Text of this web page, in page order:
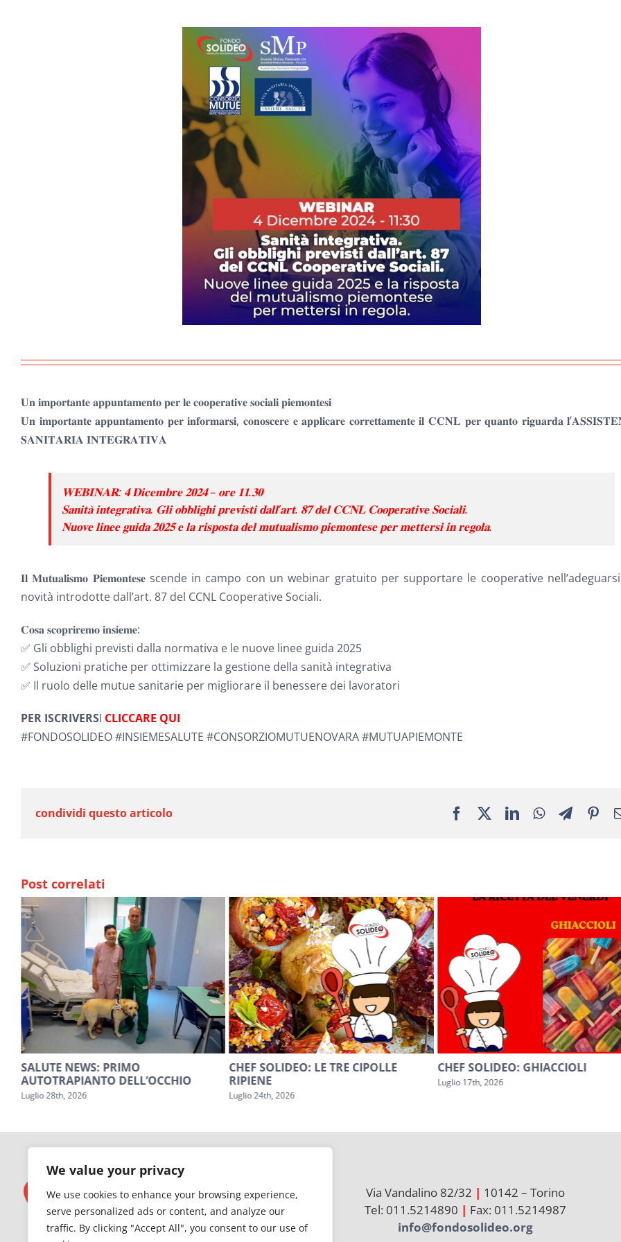
We value your privacy
We use cookies to enhance your browsing experience,
serve personalized ads or content, and analyze our
traffic. By clicking "Accept All", you consent to our use of
𝐔𝐧 𝐢𝐦𝐩𝐨𝐫𝐭𝐚𝐧𝐭𝐞 𝐚𝐩𝐩𝐮𝐧𝐭𝐚𝐦𝐞𝐧𝐭𝐨 𝐩𝐞𝐫 𝐥𝐞 𝐜𝐨𝐨𝐩𝐞𝐫𝐚𝐭𝐢𝐯𝐞 𝐬𝐨𝐜𝐢𝐚𝐥𝐢 𝐩𝐢𝐞𝐦𝐨𝐧𝐭𝐞𝐬𝐢
𝐔𝐧 𝐢𝐦𝐩𝐨𝐫𝐭𝐚𝐧𝐭𝐞 𝐚𝐩𝐩𝐮𝐧𝐭𝐚𝐦𝐞𝐧𝐭𝐨 𝐩𝐞𝐫 𝐢𝐧𝐟𝐨𝐫𝐦𝐚𝐫𝐬𝐢, 𝐜𝐨𝐧𝐨𝐬𝐜𝐞𝐫𝐞 𝐞 𝐚𝐩𝐩𝐥𝐢𝐜𝐚𝐫𝐞 𝐜𝐨𝐫𝐫𝐞𝐭𝐭𝐚𝐦𝐞𝐧𝐭𝐞 𝐢𝐥 𝐂𝐂𝐍𝐋 𝐩𝐞𝐫 𝐪𝐮𝐚𝐧𝐭𝐨 𝐫𝐢𝐠𝐮𝐚𝐫𝐝𝐚
𝐒𝐀𝐍𝐈𝐓𝐀𝐑𝐈𝐀 𝐈𝐍𝐓𝐄𝐆𝐑𝐀𝐓𝐈𝐕𝐀
𝐖𝐄𝐁𝐈𝐍𝐀𝐑: 𝟒 𝐃𝐢𝐜𝐞𝐦𝐛𝐫𝐞 𝟐𝟎𝟐𝟒 – 𝐨𝐫𝐞 𝟏𝟏.𝟑𝟎
𝐒𝐚𝐧𝐢𝐭𝐚̀ 𝐢𝐧𝐭𝐞𝐠𝐫𝐚𝐭𝐢𝐯𝐚. 𝐆𝐥𝐢 𝐨𝐛𝐛𝐥𝐢𝐠𝐡𝐢 𝐩𝐫𝐞𝐯𝐢𝐬𝐭𝐢 𝐝𝐚𝐥𝐥’𝐚𝐫𝐭. 𝟖𝟕 𝐝𝐞𝐥 𝐂𝐂𝐍𝐋 𝐂𝐨𝐨𝐩𝐞𝐫𝐚𝐭𝐢𝐯𝐞 𝐒𝐨𝐜𝐢𝐚𝐥𝐢.
𝐍𝐮𝐨𝐯𝐞 𝐥𝐢𝐧𝐞𝐞 𝐠𝐮𝐢𝐝𝐚 𝟐𝟎𝟐𝟓 𝐞 𝐥𝐚 𝐫𝐢𝐬𝐩𝐨𝐬𝐭𝐚 𝐝𝐞𝐥 𝐦𝐮𝐭𝐮𝐚𝐥𝐢𝐬𝐦𝐨 𝐩𝐢𝐞𝐦𝐨𝐧𝐭𝐞𝐬𝐞 𝐩𝐞𝐫 𝐦𝐞𝐭𝐭𝐞𝐫𝐬𝐢 𝐢𝐧 𝐫𝐞𝐠𝐨𝐥𝐚.
𝐈𝐥 𝐌𝐮𝐭𝐮𝐚𝐥𝐢𝐬𝐦𝐨 𝐏𝐢𝐞𝐦𝐨𝐧𝐭𝐞𝐬𝐞 scende in campo con un webinar gratuito per supportare le cooperative
novità introdotte dall’art. 87 del CCNL Cooperative Sociali.
𝐂𝐨𝐬𝐚 𝐬𝐜𝐨𝐩𝐫𝐢𝐫𝐞𝐦𝐨 𝐢𝐧𝐬𝐢𝐞𝐦𝐞:
✅ Gli obblighi previsti dalla normativa e le nuove linee guida 2025
✅ Soluzioni pratiche per ottimizzare la gestione della sanità integrativa
✅ Il ruolo delle mutue sanitarie per migliorare il benessere dei lavoratori
PER ISCRIVERSI CLICCARE QUI
#FONDOSOLIDEO #INSIEMESALUTE #CONSORZIOMUTUENOVARA #MUTUAPIEMONTE
condividi questo articolo FacebookLinkedInWhatsApp
Post correlati
SALUTE NEWS: PRIMO
AUTOTRAPIANTO DELL’OCCHIO
Luglio 28th, 2026
CHEF SOLIDEO: LE TRE CIPOLLE
RIPIENE
Luglio 24th, 2026
CHEF SOLIDEO: GHIACCIOLI
Luglio 17th, 2026
Via Vandalino 82/32 | 10142 – Torino
Tel: 011.5214890 | Fax: 011.5214987
info@fondosolideo.org